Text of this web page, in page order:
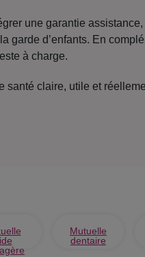
une garantie
garde d’enfants. En
à charge.
santé claire, utile et
Mutuelle
dentaire